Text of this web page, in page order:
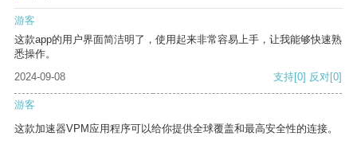
游客
这款app的用户界面简洁明了，使用起来非常容易上手，让我能够快速熟
悉操作。
2024-09-08
支持[0] 反对[0]
游客
这款加速器VPM应用程序可以给你提供全球覆盖和最高安全性的连接。